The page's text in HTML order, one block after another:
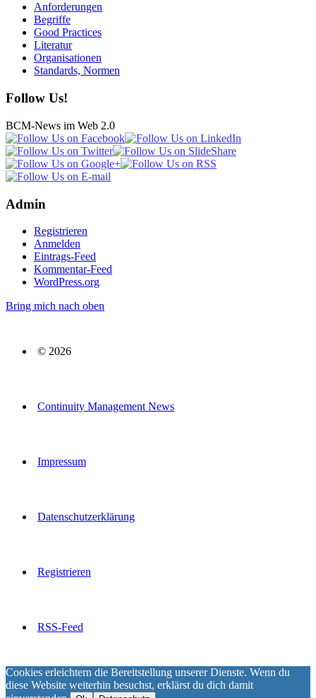
Anforderungen
Begriffe
Good Practices
Literatur
Organisationen
Standards, Normen
Follow Us!
BCM-News im Web 2.0
Admin
Registrieren
Anmelden
Eintrags-Feed
Kommentar-Feed
WordPress.org
Bring mich nach oben
© 2026
Continuity Management News
Impressum
Datenschutzerklärung
Registrieren
RSS-Feed
Cookies erleichtern die Bereitstellung unserer Dienste. Wenn du
diese Website weiterhin besuchst, erklärst du dich damit